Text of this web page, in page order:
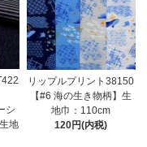
シ
地
リップルプリント38150
【#6 海の生き物柄】生
地巾：110cm
120円(内税)